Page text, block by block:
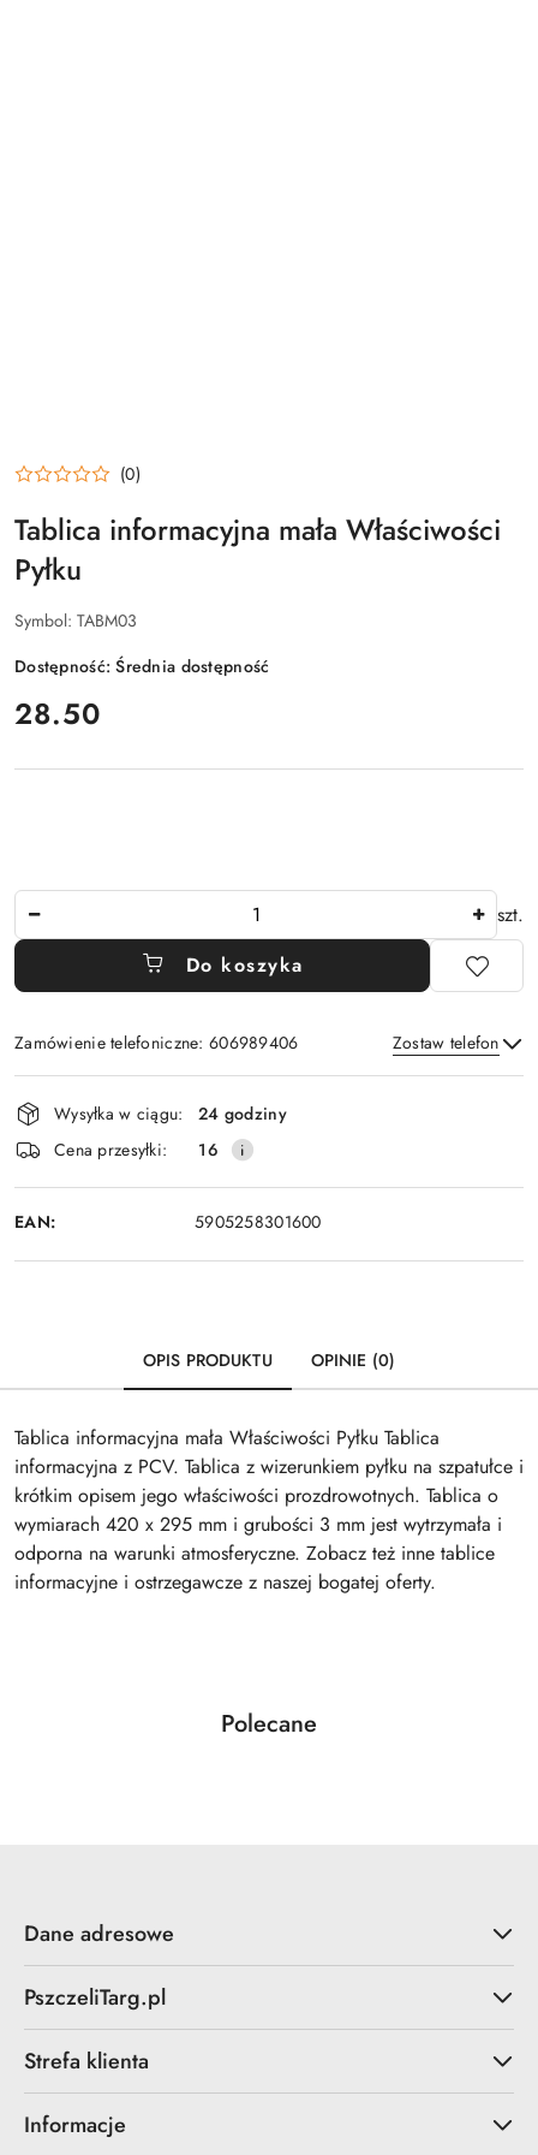
(0)
Tablica informacyjna mała Właściwości
Pyłku
Symbol: TABM03
Dostępność:Średnia dostępność
cena:
28.50
szt.
Do koszyka
Zamówienie telefoniczne: 606989406 Zostaw telefon
Wyślij
Dostępność
i
dostawa
Wysyłka w ciągu:
24 godziny
Cena przesyłki:
16
EAN: 5905258301600
OPIS PRODUKTU OPINIE (0)
Tablica informacyjna mała Właściwości Pyłku Tablica
informacyjna z PCV. Tablica z wizerunkiem pyłku na szpatułce i
krótkim opisem jego właściwości prozdrowotnych. Tablica o
wymiarach 420 x 295 mm i grubości 3 mm jest wytrzymała i
odporna na warunki atmosferyczne. Zobacz też inne tablice
informacyjne i ostrzegawcze z naszej bogatej oferty.
Pomiń karuzelę produktów
Produkty
Polecane
Dane adresowe
PszczeliTarg.pl
Strefa klienta
Informacje